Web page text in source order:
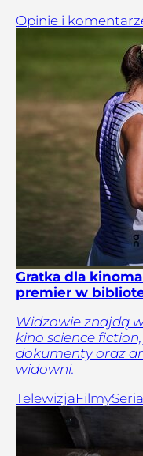
Opinie i
Gratka dla
premier w
Widzowie znajdą
kino science
dokumenty oraz
widowni.
TelewizjaFilmy